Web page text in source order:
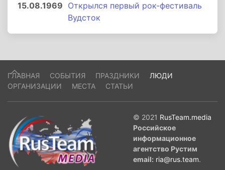
15.08.1969 Открылся первый рок-фестиваль
Вудсток
ГЛАВНАЯ СОБЫТИЯ ПРАЗДНИКИ
ЛЮДИ
ОРГАНИЗАЦИИ
МЕСТА СТАТЬИ
© 2021 RusTeam.media
Российское
информационное
агентство Рустим
email: ria@rus.team.